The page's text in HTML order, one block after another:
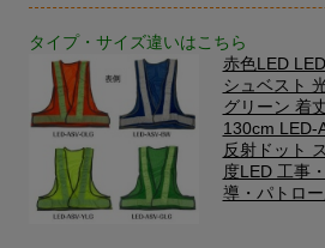
タイプ・サイズ違いはこちら
赤色LED
シュベスト
グリーン 着
130cm LED-
反射ドット
度LED 工事
導・パトロ